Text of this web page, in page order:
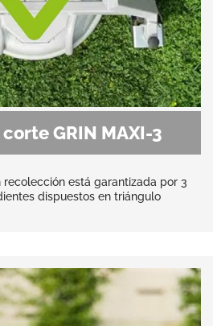
GRIN MAXI-3
está garantizada por 3
dispuestos en triángulo